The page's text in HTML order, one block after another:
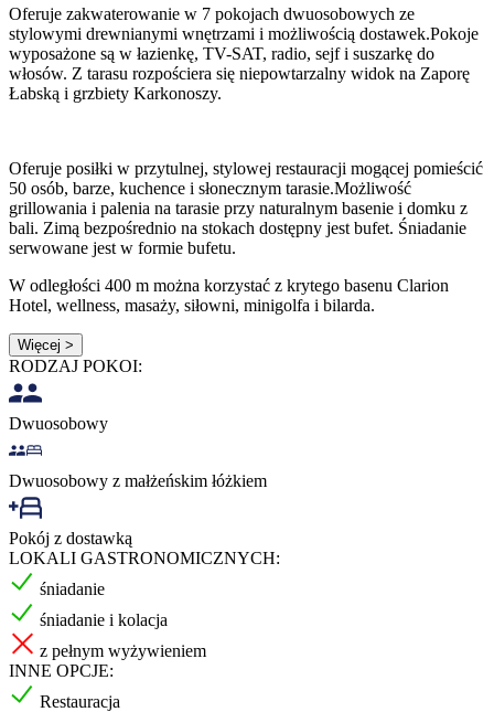
Oferuje zakwaterowanie w 7 pokojach dwuosobowych ze
stylowymi drewnianymi wnętrzami i możliwością dostawek.Pokoje
wyposażone są w łazienkę, TV-SAT, radio, sejf i suszarkę do
włosów. Z tarasu rozpościera się niepowtarzalny widok na Zaporę
Łabską i grzbiety Karkonoszy.
Oferuje posiłki w przytulnej, stylowej restauracji mogącej pomieścić
50 osób, barze, kuchence i słonecznym tarasie.Możliwość
grillowania i palenia na tarasie przy naturalnym basenie i domku z
bali. Zimą bezpośrednio na stokach dostępny jest bufet. Śniadanie
serwowane jest w formie bufetu.
W odległości 400 m można korzystać z krytego basenu Clarion
Hotel, wellness, masaży, siłowni, minigolfa i bilarda.
Więcej >
RODZAJ POKOI:
Dwuosobowy
Dwuosobowy z małżeńskim łóżkiem
Pokój z dostawką
LOKALI GASTRONOMICZNYCH:
śniadanie
śniadanie i kolacja
z pełnym wyżywieniem
INNE OPCJE:
Restauracja